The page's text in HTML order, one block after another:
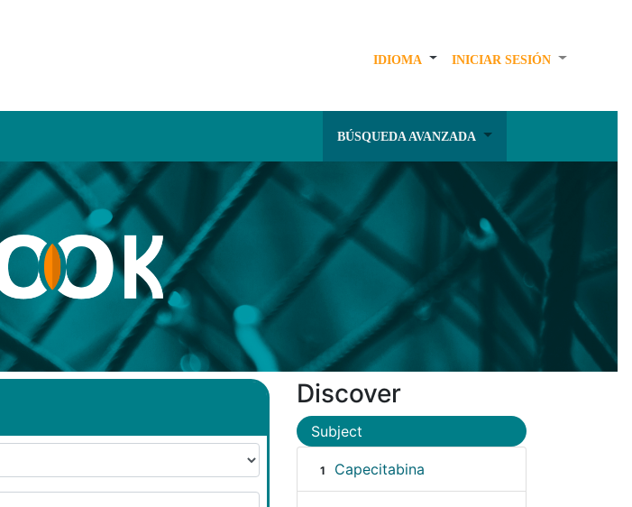
IDIOMA INICIAR SESIÓN
BÚSQUEDA AVANZADA
Discover
Subject
1 Capecitabina